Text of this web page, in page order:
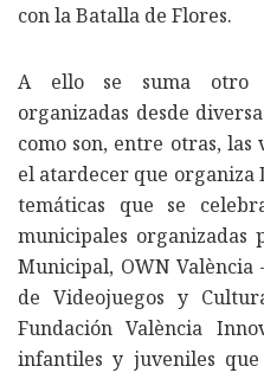
con la Batalla de Flores.
A ello se suma otro
organizadas desde
como son, entre otras,
el atardecer que organiza
temáticas que se
municipales organizadas
Municipal, OWN València
de Videojuegos y
Fundación València
infantiles y juveniles